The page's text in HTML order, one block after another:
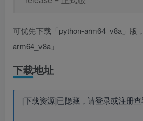
可优先下载「python-arm64_v8a」版
arm64_v8a」
下载地址
[下载资源]已隐藏，请登录或注册